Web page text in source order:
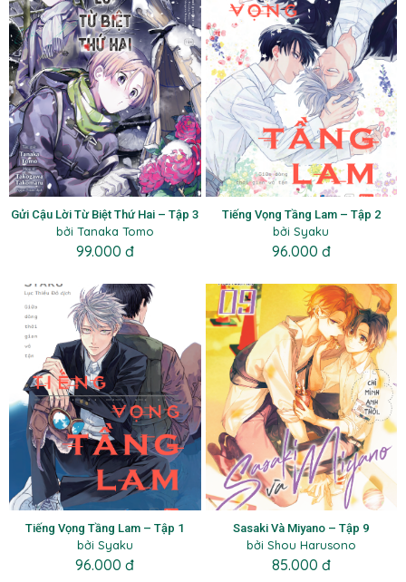
Gửi Cậu Lời Từ Biệt Thứ Hai – Tập 3
bởi Tanaka Tomo
99.000 đ
Tiếng Vọng Tầng Lam – Tập 2
bởi Syaku
96.000 đ
Tiếng Vọng Tầng Lam – Tập 1
bởi Syaku
96.000 đ
Sasaki Và Miyano – Tập 9
bởi Shou Harusono
85.000 đ